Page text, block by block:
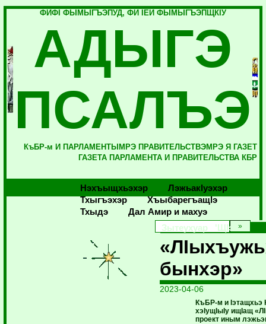
ФИФI ФЫМЫГЪЭПУД, ФИ IЕЙ ФЫМЫГЪЭПЩКIУ
АДЫГЭ
ПСАЛЪЭ
КъБР-м И ПАРЛАМЕНТЫМРЭ ПРАВИТЕЛЬСТВЭМРЭ Я ГАЗЕТ
ГАЗЕТА ПАРЛАМЕНТА И ПРАВИТЕЛЬСТВА КБР
Нэхъыщхьэхэр
Лэжьакlуэхэр
Тхыгъэхэр
Хъыбарегъащlэ
Тхыдэ
Дал Амир и махуэ
Зытеухуар 'ЩIэ'
бынхэр»
2023-04-06
КъБР-м и Iэтащхьэ
хэIущIыIу ищIащ
проект иным